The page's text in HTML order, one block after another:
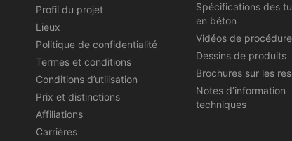
Profil du projet
Lieux
Politique de confidentialité
Termes et conditions
Conditions d’utilisation
Prix et distinctions
Affiliations
Carrières
Spécifications des
en béton
Vidéos de procédure
Dessins de produits
Brochures sur les
Notes d’information
techniques